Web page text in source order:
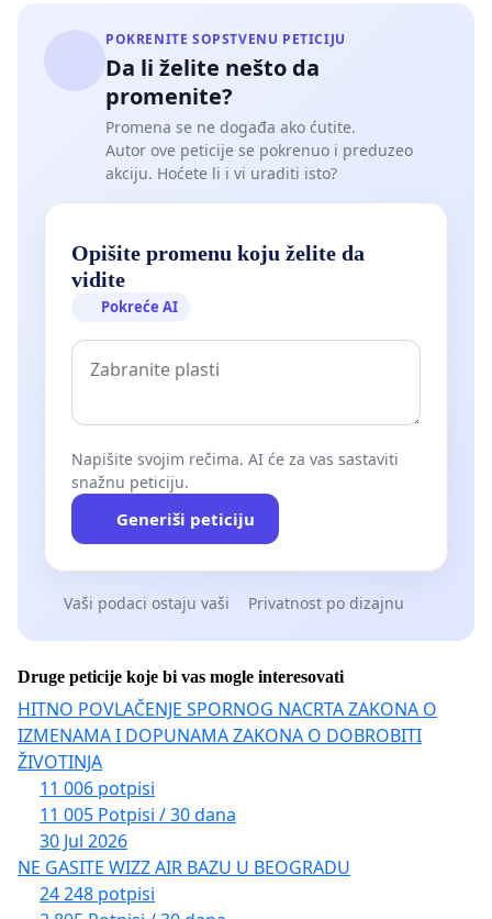
POKRENITE SOPSTVENU PETICIJU
Da li želite nešto da
promenite?
Promena se ne događa ako ćutite.
Autor ove peticije se pokrenuo i preduzeo
akciju. Hoćete li i vi uraditi isto?
Opišite promenu koju želite da
vidite
Pokreće AI
Napišite svojim rečima. AI će za vas sastaviti
snažnu peticiju.
Generiši peticiju
Vaši podaci ostaju vaši Privatnost po dizajnu
Druge peticije koje bi vas mogle interesovati
HITNO POVLAČENJE SPORNOG NACRTA ZAKONA O
IZMENAMA I DOPUNAMA ZAKONA O DOBROBITI
ŽIVOTINJA
11 006 potpisi
11 005 Potpisi / 30 dana
30 Jul 2026
NE GASITE WIZZ AIR BAZU U BEOGRADU
24 248 potpisi